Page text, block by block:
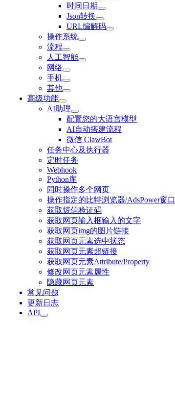
时间日期
Json转换
URL编解码
操作系统
流程
人工智能
网络
手机
其他
高级功能
AI助理
配置您的大语言模型
AI自动搭建流程
微信 ClawBot
任务中心及执行器
定时任务
Webhook
Python库
同时操作多个网页
操作指定的比特浏览器/AdsPower窗口
获取短信验证码
获取网页输入框输入的文字
获取网页img的图片链接
获取网页元素选中状态
获取网页元素超链接
获取网页元素Attribute/Property
修改网页元素属性
隐藏网页元素
常见问题
更新日志
API